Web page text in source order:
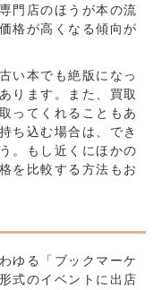
門店のほうが本の流
格が高くなる傾向が
い本でも絶版になっ
ります。また、買取
ってくれることもあ
ち込む場合は、でき
。もし近くにほかの
を比較する方法もお
ゆる「ブックマーケ
式のイベントに出店